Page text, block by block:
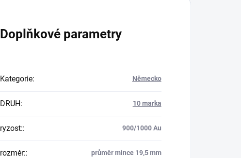
Doplňkové parametry
Kategorie: Německo
DRUH: 10 marka
ryzost:: 900/1000 Au
rozměr:: průměr mince 19,5 mm